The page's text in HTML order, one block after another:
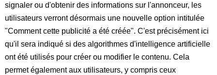
signaler ou d'obtenir des informations sur l'annonceur, les
utilisateurs verront désormais une nouvelle option intitulée
"Comment cette publicité a été créée". C'est précisément ici
qu'il sera indiqué si des algorithmes d'intelligence artificielle
ont été utilisés pour créer ou modifier le contenu. Cela
permet également aux utilisateurs, y compris ceux